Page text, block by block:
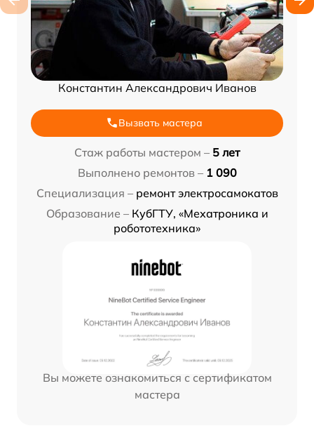
Константин Александрович Иванов
Вызвать мастера
Стаж работы мастером – 5 лет
Выполнено ремонтов – 1 090
Специализация – ремонт электросамокатов
Образование – КубГТУ, «Мехатроника и
робототехника»
Вы можете ознакомиться с сертификатом
мастера